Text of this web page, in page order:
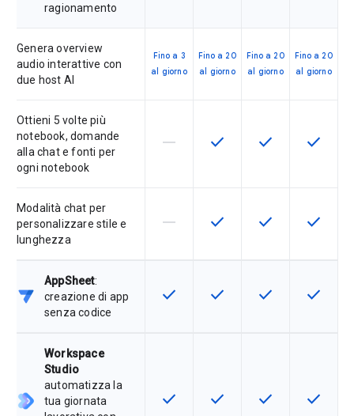
ragionamento
Genera overview
audio interattive con
due host AI
Fino a 3
al giorno
Fino a 20
al giorno
Fino a 20
al giorno
Fino a 20
al giorno
Ottieni 5 volte più
notebook, domande
alla chat e fonti per
ogni notebook
La funzionalità non è supportata
horizontal_rule Questa funzionalità è
check Questa
check Questa
check
Modalità chat per
personalizzare stile e
lunghezza
La funzionalità non è supportata
horizontal_rule Questa funzionalità è
check Questa
check Questa
check
AppSheet:
creazione di app
senza codice
Questa funzionalità è disponibile
check Questa funzionalità è
check Questa
check Questa
check
Workspace
Studio
automatizza la
tua giornata
Questa funzionalità è disponibile
check Questa funzionalità è
check Questa
check Questa
check